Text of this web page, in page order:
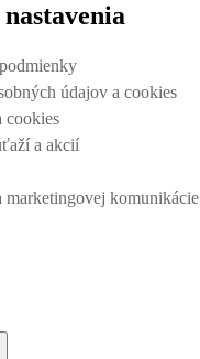
údajov a cookies
cookies
a akcií
marketingovej komunikácie